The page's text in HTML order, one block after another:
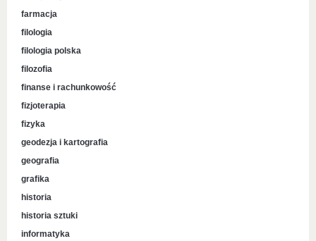
farmacja
filologia
filologia polska
filozofia
finanse i rachunkowość
fizjoterapia
fizyka
geodezja i kartografia
geografia
grafika
historia
historia sztuki
informatyka